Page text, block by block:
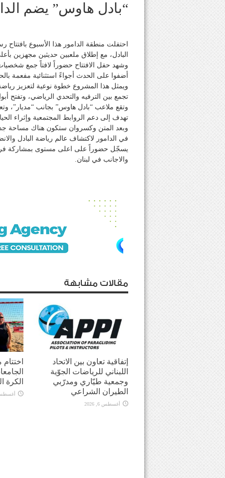
“بادل هاوس” يضم
احتفلت منطقة الدامور هذا الأسبوع
البادل، مع إطلاق ملعبين حديثين مجهزين
وشهد حفل الافتتاح حضوراً لافتاً جمع
أضفوا على الحدث أجواءً استثنائية مفعمة
ويمثل هذا المشروع خطوة نوعية لتعزيز
تجمع بين الترفيه والتحدي الرياضي، وتفتح
وتقع ملاعب “بادل هاوس” بجانب “مديار”،
تهدف إلى دعم الروابط المجتمعية وإثراء
وبعد المتن وكسروان ستكون هناك مساحة
في الدامور لاكتشاف عالم رياضة البادل
يسجّل حضوراً على اعلى مستوى بمشاركة
والاجانب في لبنان.
مقالات مشابهة
إتفاقية تعاون بين الاتحاد
اللبناني للرياضات الجوّية
وجمعية طيّاري ومدرّبي
الطيران الشراعي
أغسطس 6, 2026
الكرة
أغسطس 5,